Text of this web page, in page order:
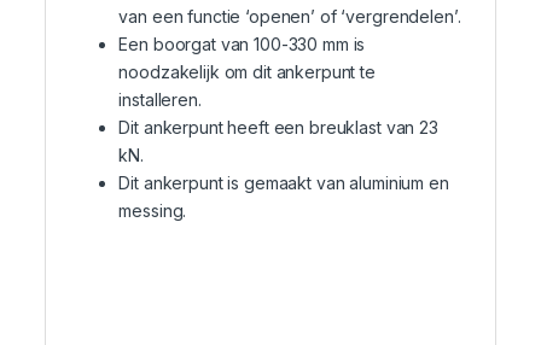
van een functie ‘openen’ of ‘vergrendelen’.
Een boorgat van 100-330 mm is
noodzakelijk om dit ankerpunt te
installeren.
Dit ankerpunt heeft een breuklast van 23
kN.
Dit ankerpunt is gemaakt van aluminium en
messing.